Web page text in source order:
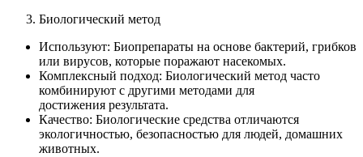
Биологический метод
Используют: Биопрепараты на основе бактерий, грибков
или вирусов, которые поражают насекомых.
Комплексный подход: Биологический метод часто
комбинируют с другими методами для
достижения результата.
Качество: Биологические средства отличаются
экологичностью, безопасностью для людей, домашних
животных.